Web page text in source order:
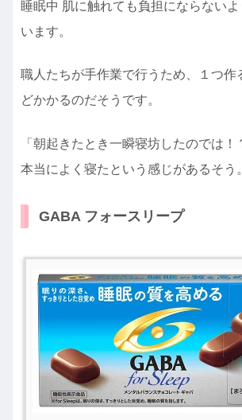
睡眠中 肌に触れても負担にならない
います。
職人たちが手作業で行うため、１つ作
どかかるのだそうです。
「朝起きたとき一瞬寝坊したのでは
本当によく寝たという感じがあるそう。
GABA フォースリープ